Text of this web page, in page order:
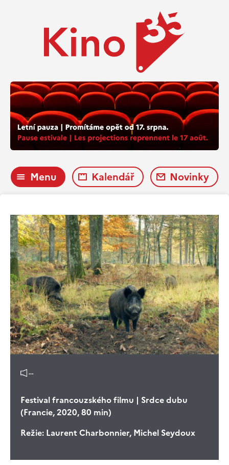
Menu Kalendář Novinky
--
Festival francouzského filmu | Srdce dubu
(Francie, 2020, 80 min)
Režie: Laurent Charbonnier, Michel Seydoux